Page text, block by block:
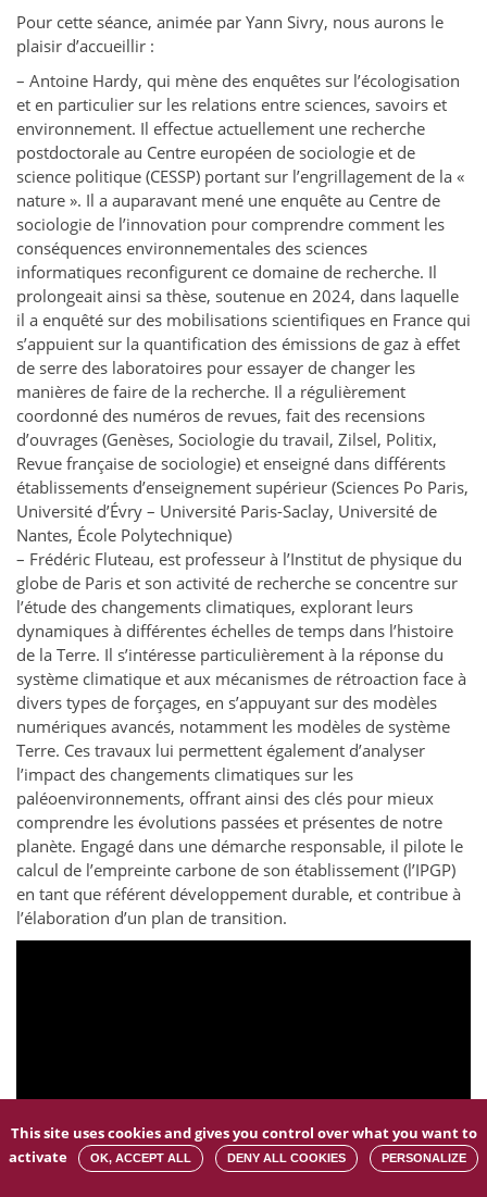
Pour cette séance, animée par Yann Sivry, nous aurons le
plaisir d’accueillir :
– Antoine Hardy, qui mène des enquêtes sur l’écologisation
et en particulier sur les relations entre sciences, savoirs et
environnement. Il effectue actuellement une recherche
postdoctorale au Centre européen de sociologie et de
science politique (CESSP) portant sur l’engrillagement de la «
nature ». Il a auparavant mené une enquête au Centre de
sociologie de l’innovation pour comprendre comment les
conséquences environnementales des sciences
informatiques reconfigurent ce domaine de recherche. Il
prolongeait ainsi sa thèse, soutenue en 2024, dans laquelle
il a enquêté sur des mobilisations scientifiques en France qui
s’appuient sur la quantification des émissions de gaz à effet
de serre des laboratoires pour essayer de changer les
manières de faire de la recherche. Il a régulièrement
coordonné des numéros de revues, fait des recensions
d’ouvrages (Genèses, Sociologie du travail, Zilsel, Politix,
Revue française de sociologie) et enseigné dans différents
établissements d’enseignement supérieur (Sciences Po Paris,
Université d’Évry – Université Paris-Saclay, Université de
Nantes, École Polytechnique)
– Frédéric Fluteau, est professeur à l’Institut de physique du
globe de Paris et son activité de recherche se concentre sur
l’étude des changements climatiques, explorant leurs
dynamiques à différentes échelles de temps dans l’histoire
de la Terre. Il s’intéresse particulièrement à la réponse du
système climatique et aux mécanismes de rétroaction face à
divers types de forçages, en s’appuyant sur des modèles
numériques avancés, notamment les modèles de système
Terre. Ces travaux lui permettent également d’analyser
l’impact des changements climatiques sur les
paléoenvironnements, offrant ainsi des clés pour mieux
comprendre les évolutions passées et présentes de notre
planète. Engagé dans une démarche responsable, il pilote le
calcul de l’empreinte carbone de son établissement (l’IPGP)
en tant que référent développement durable, et contribue à
l’élaboration d’un plan de transition.
This site uses cookies and gives you control over what you want to
activate
OK, ACCEPT ALL DENY ALL COOKIES PERSONALIZE